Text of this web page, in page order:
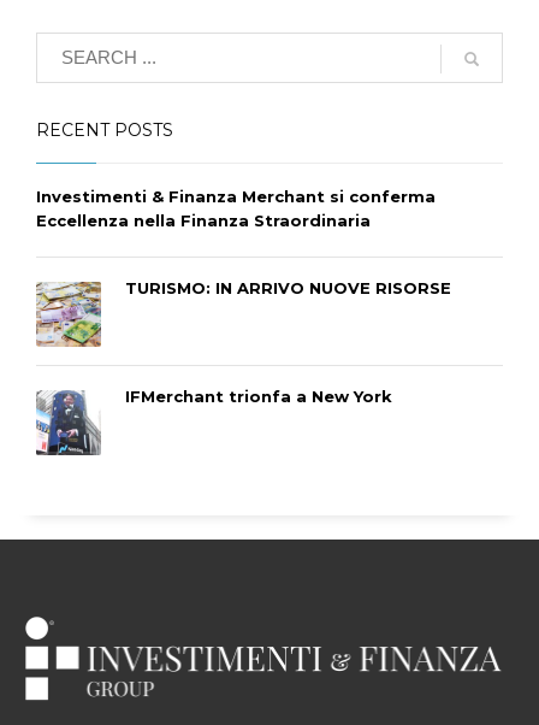
RECENT POSTS
Investimenti & Finanza Merchant si conferma
Eccellenza nella Finanza Straordinaria
TURISMO: IN ARRIVO NUOVE RISORSE
IFMerchant trionfa a New York